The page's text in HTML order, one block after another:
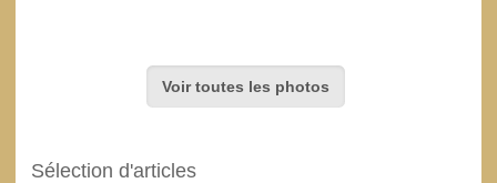
Voir toutes les photos
Sélection d'articles